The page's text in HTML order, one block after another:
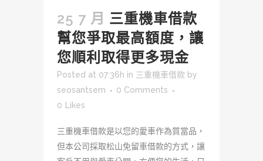
25 7 月 三重機車借款
幫您爭取最高額度，讓
您順利取得更多現金
Posted at 07:36h in 三重機車借款 by
seosantsem
0 Comments
0 Likes
三重機車借款是以您的愛車作為質當品，
但本公司採取松山免留車借款的方式，讓